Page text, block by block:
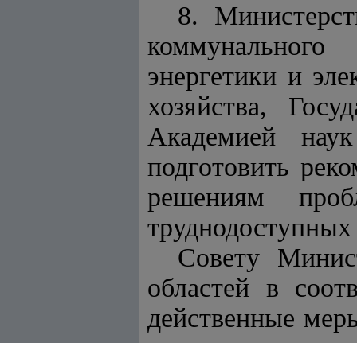
8.
энергетики и
хозяйства,
Академией
подготовить
решениям
Совету
областей в
действенные